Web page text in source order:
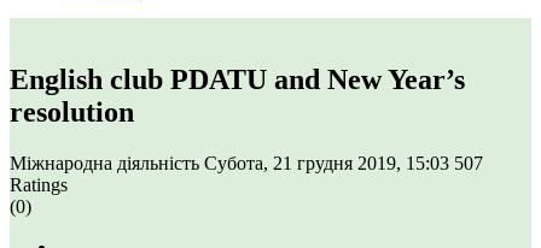
English club PDATU and New Year’s
resolution
Міжнародна діяльність Субота, 21 грудня 2019, 15:03 507
Ratings
(0)